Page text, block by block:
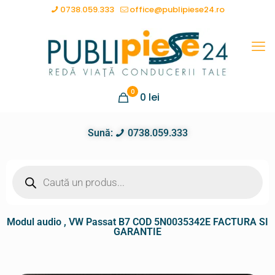
0738.059.333 office@publipiese24.ro
0 0 lei
Sună: 0738.059.333
Modul audio , VW Passat B7 COD 5N0035342E FACTURA SI
GARANTIE